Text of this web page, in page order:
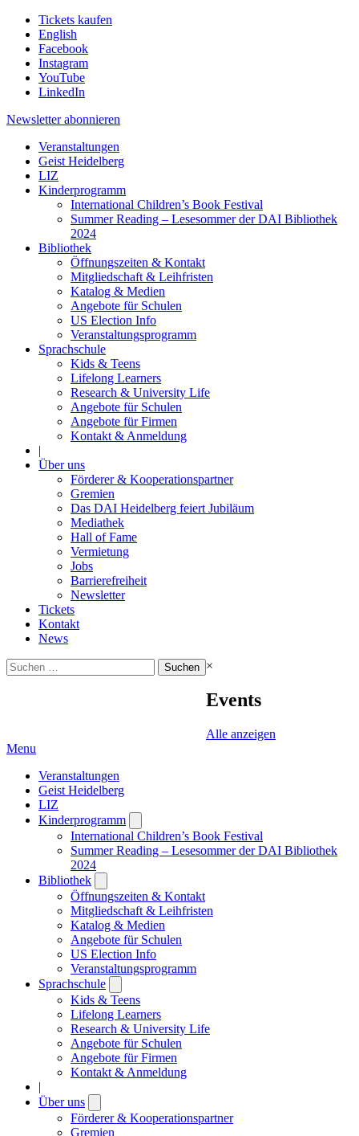
Tickets kaufen
English
Facebook
Instagram
YouTube
LinkedIn
Newsletter abonnieren
Veranstaltungen
Geist Heidelberg
LIZ
Kinderprogramm
International Children’s Book Festival
Summer Reading – Lesesommer der DAI Bibliothek
2024
Bibliothek
Öffnungszeiten & Kontakt
Mitgliedschaft & Leihfristen
Katalog & Medien
Angebote für Schulen
US Election Info
Veranstaltungsprogramm
Sprachschule
Kids & Teens
Lifelong Learners
Research & University Life
Angebote für Schulen
Angebote für Firmen
Kontakt & Anmeldung
|
Über uns
Förderer & Kooperationspartner
Gremien
Das DAI Heidelberg feiert Jubiläum
Mediathek
Hall of Fame
Vermietung
Jobs
Barrierefreiheit
Newsletter
Tickets
Kontakt
News
Suchen
nach:
×
Events
Alle anzeigen
Menu
Veranstaltungen
Geist Heidelberg
LIZ
Kinderprogramm
submenu
International Children’s Book Festival
Summer Reading – Lesesommer der DAI Bibliothek
2024
Bibliothek
submenu
Öffnungszeiten & Kontakt
Mitgliedschaft & Leihfristen
Katalog & Medien
Angebote für Schulen
US Election Info
Veranstaltungsprogramm
Sprachschule
submenu
Kids & Teens
Lifelong Learners
Research & University Life
Angebote für Schulen
Angebote für Firmen
Kontakt & Anmeldung
|
Über uns
submenu
Förderer & Kooperationspartner
Gremien